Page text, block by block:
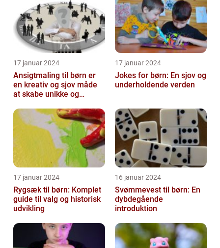
17 januar 2024
Ansigtmaling til børn er
en kreativ og sjov måde
at skabe unikke og
17 januar 2024
Jokes for børn: En sjov og
underholdende verden
17 januar 2024
Rygsæk til børn: Komplet
guide til valg og historisk
udvikling
16 januar 2024
Svømmevest til børn: En
dybdegående
introduktion